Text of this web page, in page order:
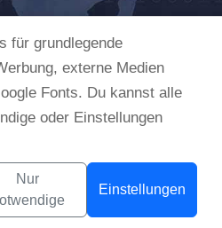
für grundlegende
externe Medien
Fonts. Du kannst alle
oder Einstellungen
Nur
Einstellungen